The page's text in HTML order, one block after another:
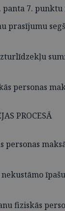
panta 7.
prasījumu
personas
PROCESĀ
personas
fiziskās